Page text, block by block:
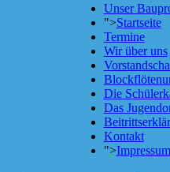
Unser
">Startseite
Termine
Wir über uns
Die
Das
Kontakt
">